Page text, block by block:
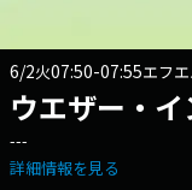
6/2火07:50-07:55エフ
ウエザー・
---
詳細情報を見る